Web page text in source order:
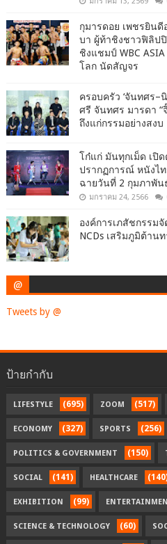
กุมารดอย เพชรยินดี
บา ผู้ท้าชิงชาวฟิลิป
ชิงแชมป์ WBC
โลก นัดสัญจร
ครอบครัว ‘จันทศร
ศรี จันทศร มารดา “
ถึงแก่กรรมอย่างสงบ
โก๋แก่ มันทุกเม็ด เปิด
ปรากฏการณ์ หนังไท
ฉายวันที่ 2 กุมภาพั
มกราคม 24, 2566
องค์การเภสัชกรรม
NCDs เสริมภูมิต้าน
@
Tweets by @
ป้ายกำกับ
LIFESTYLE (695) ZOOM (517)
ECONOMY (327) SPORTS (256)
POLITICS & GOVERNMENT (150)
SOCIAL (141) HEALTHCARE
EXHIBITION (99)
SCIENCE & TECHNOLOGY (60)